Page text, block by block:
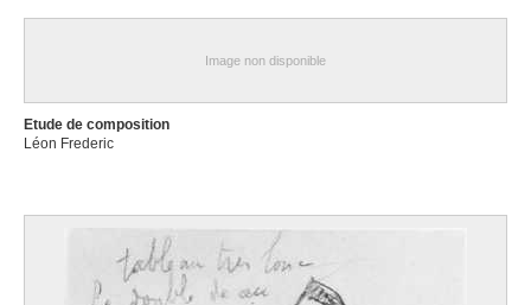
Image non disponible
Etude de composition
Léon Frederic